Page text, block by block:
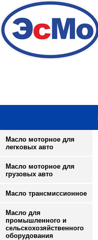
Масло моторное для
легковых авто
Масло моторное для
грузовых авто
Масло трансмиссионное
Масло для
промышленного и
сельскохозяйственного
оборудования